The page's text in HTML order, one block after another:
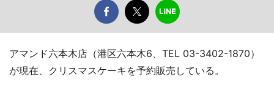
アマンド六本木店（港区六本木6、TEL 03-3402-1870）
が現在、クリスマスケーキを予約販売している。